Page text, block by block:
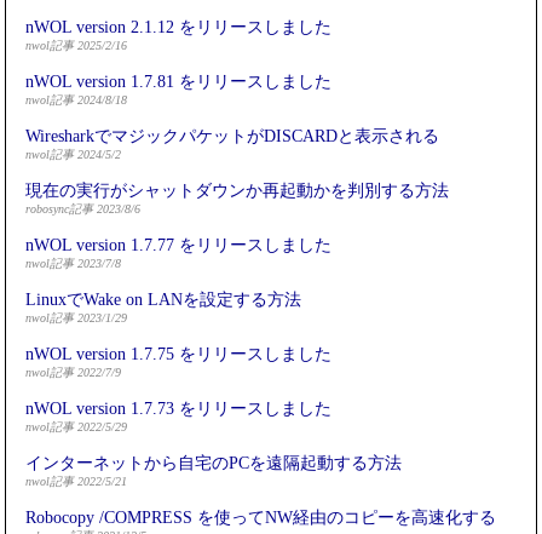
nWOL version 2.1.12 をリリースしました
nwol記事 2025/2/16
nWOL version 1.7.81 をリリースしました
nwol記事 2024/8/18
WiresharkでマジックパケットがDISCARDと表示される
nwol記事 2024/5/2
現在の実行がシャットダウンか再起動かを判別する方法
robosync記事 2023/8/6
nWOL version 1.7.77 をリリースしました
nwol記事 2023/7/8
LinuxでWake on LANを設定する方法
nwol記事 2023/1/29
nWOL version 1.7.75 をリリースしました
nwol記事 2022/7/9
nWOL version 1.7.73 をリリースしました
nwol記事 2022/5/29
インターネットから自宅のPCを遠隔起動する方法
nwol記事 2022/5/21
Robocopy /COMPRESS を使ってNW経由のコピーを高速化する